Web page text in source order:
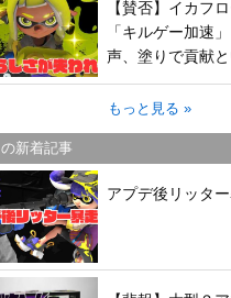
【賛否】イカフ
「キルゲー加速
声、塗りで貢献
らしさ”は失われ
もっと見る »
新着記事
アプデ後リッタ